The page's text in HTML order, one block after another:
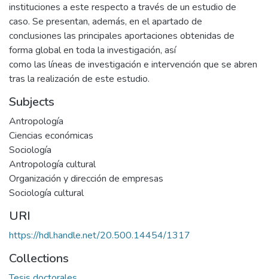
instituciones a este respecto a través de un estudio de
caso. Se presentan, además, en el apartado de
conclusiones las principales aportaciones obtenidas de
forma global en toda la investigación, así
como las líneas de investigación e intervención que se abren
tras la realización de este estudio.
Subjects
Antropología
Ciencias económicas
Sociología
Antropología cultural
Organización y dirección de empresas
Sociología cultural
URI
https://hdl.handle.net/20.500.14454/1317
Collections